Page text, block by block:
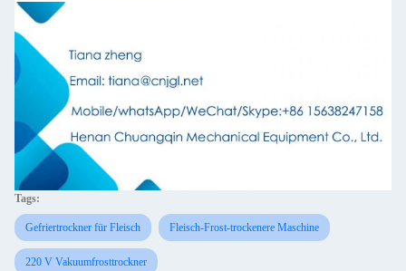
Tags:
Gefriertrockner für Fleisch Fleisch-Frost-trockenere Maschine
220 V Vakuumfrosttrockner